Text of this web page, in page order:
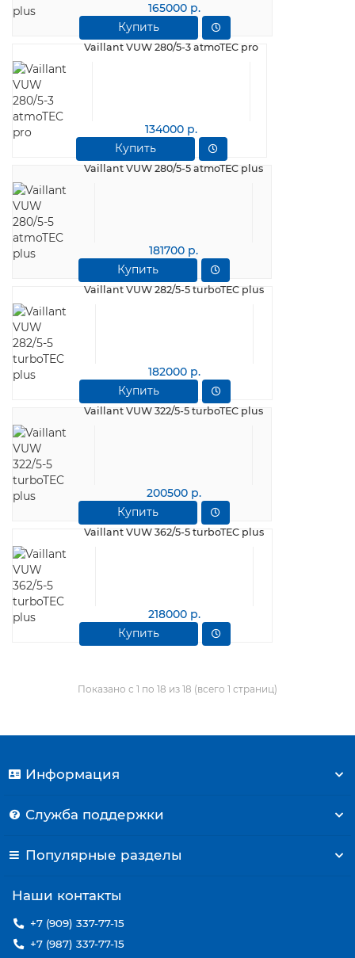
165000 р.
Купить
Vaillant VUW 280/5-3 atmoTEC pro
134000 р.
Купить
Vaillant VUW 280/5-5 atmoTEC plus
181700 р.
Купить
Vaillant VUW 282/5-5 turboTEC plus
182000 р.
Купить
Vaillant VUW 322/5-5 turboTEC plus
200500 р.
Купить
Vaillant VUW 362/5-5 turboTEC plus
218000 р.
Купить
Показано с 1 по 18 из 18 (всего 1 страниц)
Информация
Служба поддержки
Популярные разделы
Наши контакты
+7 (909) 337-77-15
+7 (987) 337-77-15